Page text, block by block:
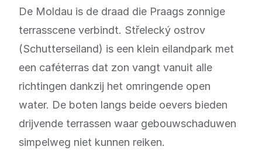
De Moldau is de draad die Praags zonnige
terrasscene verbindt. Střelecký ostrov
(Schutterseiland) is een klein eilandpark met
een caféterras dat zon vangt vanuit alle
richtingen dankzij het omringende open
water. De boten langs beide oevers bieden
drijvende terrassen waar gebouwschaduwen
simpelweg niet kunnen reiken.